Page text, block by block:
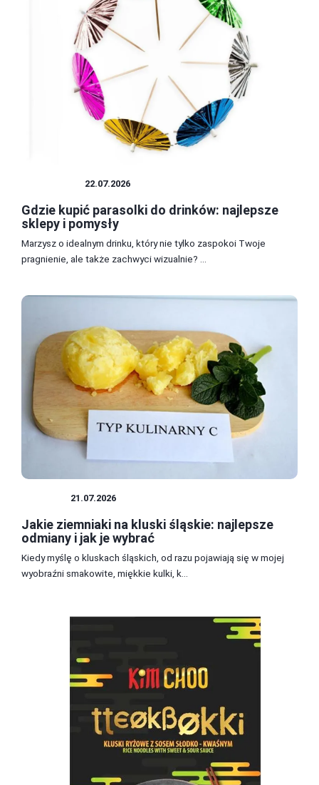
22.07.2026
Gdzie kupić parasolki do drinków: najlepsze
sklepy i pomysły
Marzysz o idealnym drinku, który nie tylko zaspokoi Twoje
pragnienie, ale także zachwyci wizualnie? ...
21.07.2026
Jakie ziemniaki na kluski śląskie: najlepsze
odmiany i jak je wybrać
Kiedy myślę o kluskach śląskich, od razu pojawiają się w mojej
wyobraźni smakowite, miękkie kulki, k...